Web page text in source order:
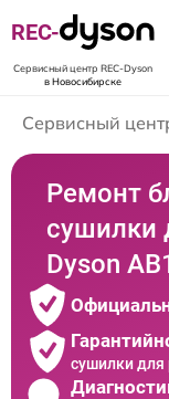
REC-
Сервисный центр REC-Dyson
в Новосибирске
Сервисный
Ремонт
сушилки
Dyson
сушилки для